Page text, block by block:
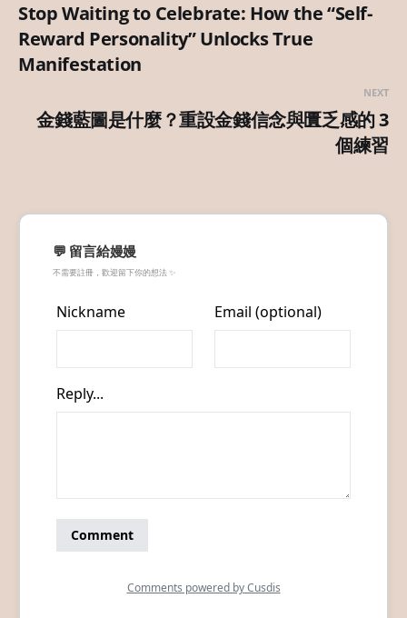
Stop Waiting to Celebrate: How the “Self-
Reward Personality” Unlocks True
Manifestation
NEXT
金錢藍圖是什麼？重設金錢信念與匱乏感的 3
個練習
💬 留言給嫚嫚
不需要註冊，歡迎留下你的想法 ✨